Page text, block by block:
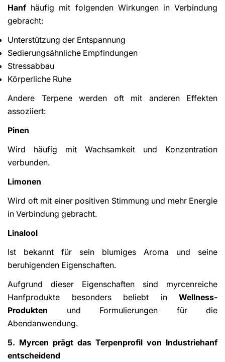
Hanf häufig mit folgenden Wirkungen in Verbindung
gebracht:
Unterstützung der Entspannung
Sedierungsähnliche Empfindungen
Stressabbau
Körperliche Ruhe
Andere Terpene werden oft mit anderen Effekten
assoziiert:
Pinen
Wird häufig mit Wachsamkeit und Konzentration
verbunden.
Limonen
Wird oft mit einer positiven Stimmung und mehr Energie
in Verbindung gebracht.
Linalool
Ist bekannt für sein blumiges Aroma und seine
beruhigenden Eigenschaften.
Aufgrund dieser Eigenschaften sind myrcenreiche
Hanfprodukte besonders beliebt in Wellness-
Produkten und Formulierungen für die
Abendanwendung.
5. Myrcen prägt das Terpenprofil von Industriehanf
entscheidend